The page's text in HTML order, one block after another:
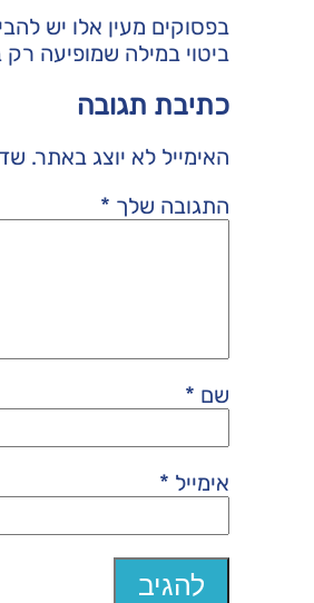
בפסוקים מעין אלו יש
ביטוי במילה שמופיעה
כתיבת תגובה
האימייל לא יוצג באתר.
התגובה שלך *
שם *
אימייל *